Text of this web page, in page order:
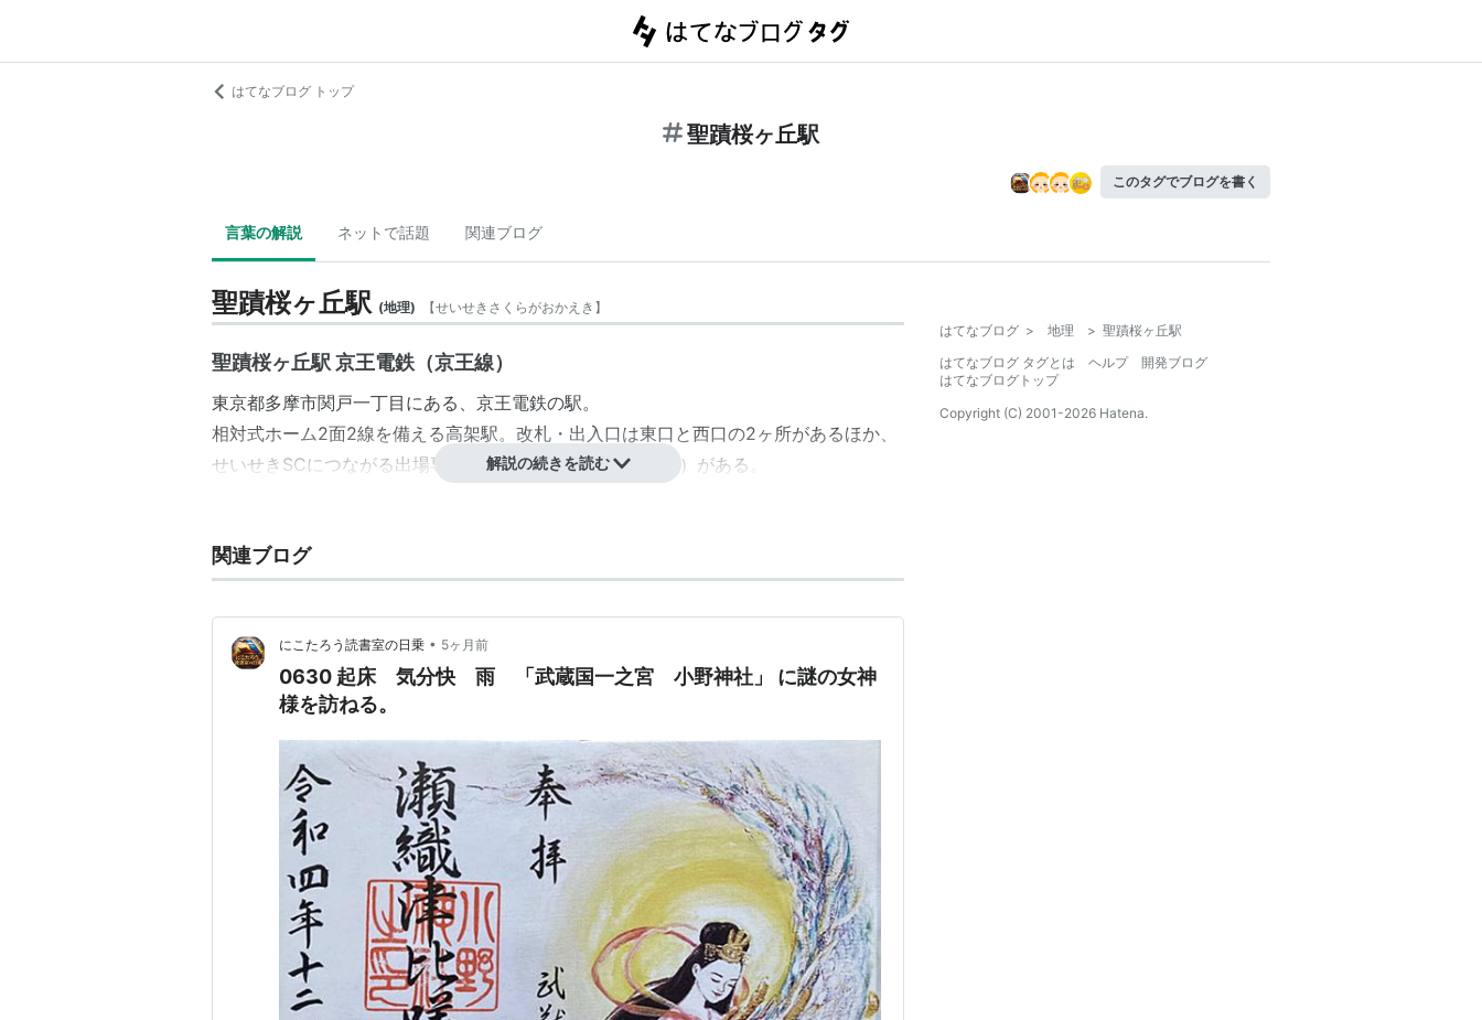
はてなブログ トップ
聖蹟桜ヶ丘駅
このタグでブログを書く
言葉の解説 ネットで話題 関連ブログ
聖蹟桜ヶ丘駅 (地理) 【せいせきさくらがおかえき 】
聖蹟桜ヶ丘駅 京王電鉄（京王線）
東京都多摩市関戸一丁目 にある、 京王電鉄の駅。
相対式ホーム2面2線を備える高架駅。改札・出入口は東口と西口の2ヶ所があるほか、
せいせきSCにつながる出場専用の改札（10:00〜21:00営業）がある。
この地域の中心となっている。
1925年（大正14年）に「関戸駅」として開業し、1937年（昭和12年）に現駅名となっ
た。
京王線
京王八王子駅(KO34
京王高尾線 直通（ 北野駅分岐 ）…（至・ 高尾山口駅 (KO53
都営新宿線 直通（京王新線 経由）…（至・本八幡駅(S21)）
：駅キーワード
：駅つきキーワード
解説の続きを読む
関連ブログ
にこたろう読書室の日乗 • 5ヶ月前
0630 起床 気分快 雨 「武蔵国一之宮 小野神社」 に謎の女神
様を訪ねる。
はてなブログ > 地理 > 聖蹟桜ヶ丘駅
はてなブログ タグとは
ヘルプ
開発ブログ
はてなブログトップ
Copyright (C) 2001-2026 Hatena.